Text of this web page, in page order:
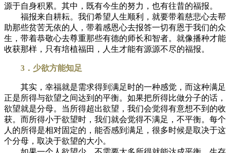
源于自身积累。其中，既有今生的努力，也有往昔的福报。
福报来自耕耘。我们希望人生顺利，就要带着慈悲心去帮
助那些贫苦无依的人，带着感恩心去报答一切有恩于我们的众
生，带着恭敬心去尊重那些有德的师长和智者。就像播种才能
收获那样，只有培植福田，人生才能有源源不尽的福报。
3．少欲方能知足
其实，幸福就是需求得到满足时的一种感觉，而这种满足
正是所得与欲望之间达到的平衡。如果把所得比做分子的话，
欲望就是分母。当所得超出欲望，我们会觉得有意想不到的收
获。而所得小于欲望时，我们就会觉得不满足，不平衡。每个
人的所得是相对固定的，能否感到满足，很多时候是取决于这
个分母，取决于欲望的大小。